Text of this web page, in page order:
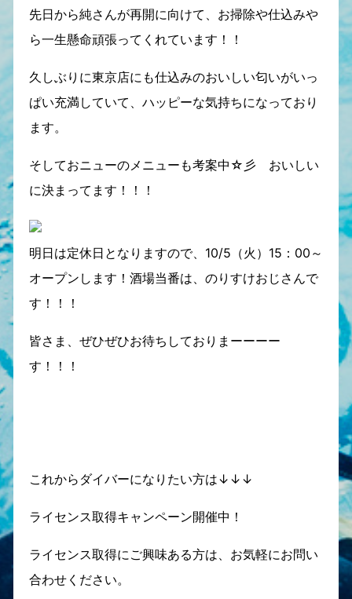
先日から純さんが再開に向けて、お掃除や仕込みや
ら一生懸命頑張ってくれています！！
久しぶりに東京店にも仕込みのおいしい匂いがいっ
ぱい充満していて、ハッピーな気持ちになっており
ます。
そしておニューのメニューも考案中☆彡 おいしい
に決まってます！！！
明日は定休日となりますので、10/5（火）15：00～
オープンします！酒場当番は、のりすけおじさんで
す！！！
皆さま、ぜひぜひお待ちしておりまーーーー
す！！！
これからダイバーになりたい方は↓↓↓
ライセンス取得キャンペーン開催中！
ライセンス取得にご興味ある方は、お気軽にお問い
合わせください。